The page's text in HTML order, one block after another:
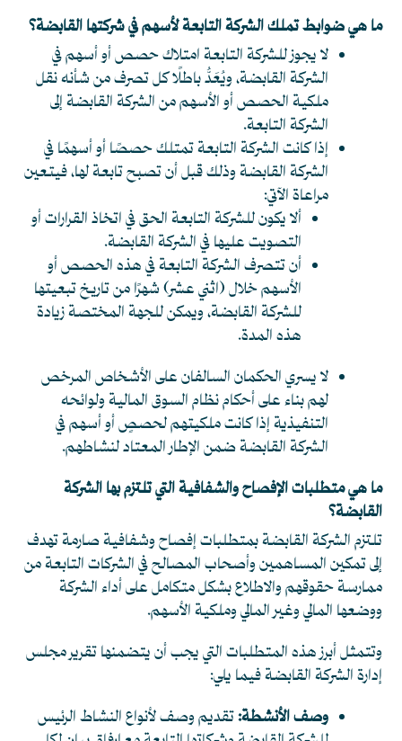
ما هي ضوابط تملك الشركة التابعة لأسهم في شركتها القابضة؟
لا يجوز للشركة التابعة امتلاك حصص أو أسهم في
الشركة القابضة، ويُعَدُّ باطلًا كل تصرف من شأنه نقل
ملكية الحصص أو الأسهم من الشركة القابضة إلى
الشركة التابعة.
إذا كانت الشركة التابعة تمتلك حصصًا أو أسهمًا في
الشركة القابضة وذلك قبل أن تصبح تابعة لها، فيتعين
مراعاة الآتي:
ألا يكون للشركة التابعة الحق في اتخاذ القرارات أو
التصويت عليها في الشركة القابضة.
أن تتصرف الشركة التابعة في هذه الحصص أو
الأسهم خلال (اثني عشر) شهرًا من تاريخ تبعيتها
للشركة القابضة، ويمكن للجهة المختصة زيادة
هذه المدة.
لا يسري الحكمان السالفان على الأشخاص المرخص
لهم بناء على أحكام نظام السوق المالية ولوائحه
التنفيذية إذا كانت ملكيتهم لحصصٍ أو أسهم في
الشركة القابضة ضمن الإطار المعتاد لنشاطهم.
ما هي متطلبات الإفصاح والشفافية التي تلتزم بها الشركة
القابضة؟
تلتزم الشركة القابضة بمتطلبات إفصاح وشفافية صارمة تهدف
إلى تمكين المساهمين وأصحاب المصالح في الشركات التابعة من
ممارسة حقوقهم والاطلاع بشكل متكامل على أداء الشركة
ووضعها المالي وغير المالي وملكية الأسهم.
وتتمثل أبرز هذه المتطلبات التي يجب أن يتضمنها تقرير مجلس
إدارة الشركة القابضة فيما يلي:
وصف الأنشطة:تقديم وصف لأنواع النشاط الرئيس